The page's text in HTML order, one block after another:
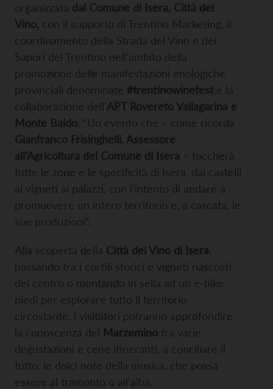
organizzata dal Comune di Isera, Città del
Vino, con il supporto di Trentino Marketing, il
coordinamento della Strada del Vino e dei
Sapori del Trentino nell’ambito della
promozione delle manifestazioni enologiche
provinciali denominate #trentinowinefest e la
collaborazione dell’APT Rovereto Vallagarina e
Monte Baldo. “Un evento che – come ricorda
Gianfranco Frisinghelli, Assessore
all’Agricoltura del Comune di Isera – toccherà
tutte le zone e le specificità di Isera, dai castelli
ai vigneti ai palazzi, con l’intento di andare a
promuovere un intero territorio e, a cascata, le
sue produzioni”.
Alla scoperta della Città del Vino di Isera
passando tra i cortili storici e vigneti nascosti
del centro o montando in sella ad un e-bike
piedi per esplorare tutto il territorio
circostante, i visitatori potranno approfondire
la conoscenza del Marzemino tra varie
degustazioni e cene itineranti, a conciliare il
tutto, le dolci note della musica, che possa
essere al tramonto o all’alba.